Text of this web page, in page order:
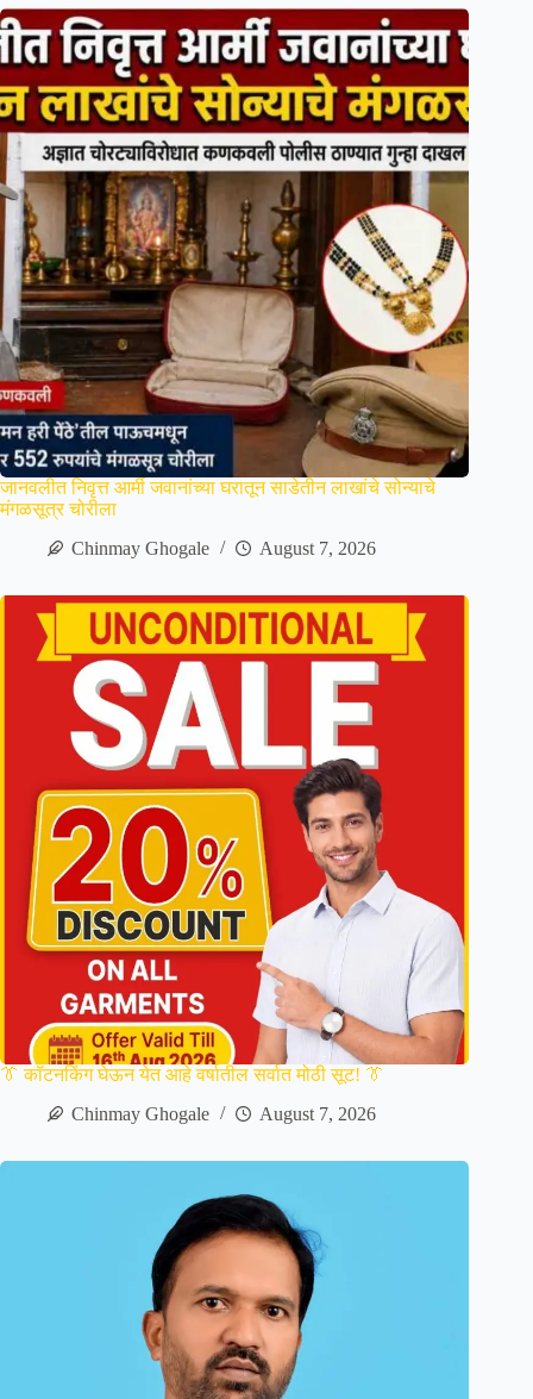
जानवलीत निवृत्त आर्मी जवानांच्या घरातून साडेतीन लाखांचे सोन्याचे
मंगळसूत्र चोरीला
Chinmay Ghogale
August 7, 2026
👔 कॉटनकिंग घेऊन येत आहे वर्षातील सर्वात मोठी सूट! 👔
Chinmay Ghogale
August 7, 2026